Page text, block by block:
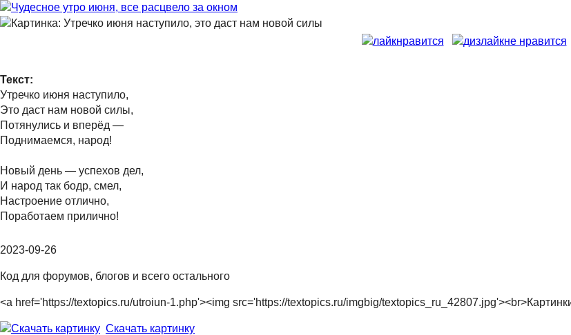
нравится не нравится
Текст:
Утречко июня наступило,
Это даст нам новой силы,
Потянулись и вперёд —
Поднимаемся, народ!
Новый день — успехов дел,
И народ так бодр, смел,
Настроение отлично,
Поработаем прилично!
2023-09-26
Код для форумов, блогов и всего остального
<a href='https://textopics.ru/utroiun-1.php'><img src='https://textopics.ru/imgbig/
Скачать картинку